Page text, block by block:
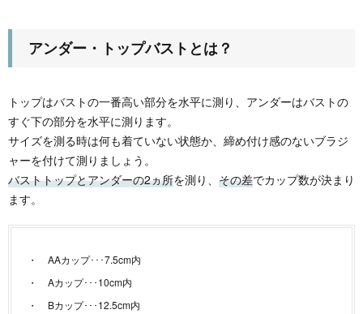
アンダー・トップバストとは？
トップはバストの一番高い部分を水平に測り、アンダーはバストの
すぐ下の部分を水平に測ります。
サイズを測る時は何も着ていない状態か、締め付け感のないブラジ
ャーを付けて測りましょう。
バストトップとアンダーの2ヵ所を測り、 その差でカップ数が決まり
ます。
AAカップ･･･7.5cm内
Aカップ･･･10cm内
Bカップ･･･12.5cm内